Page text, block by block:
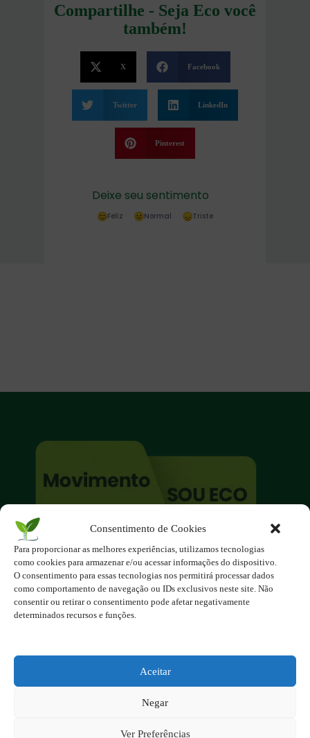
Consentimento de Cookies
Para proporcionar as melhores experiências, utilizamos tecnologias
como cookies para armazenar e/ou acessar informações do dispositivo.
O consentimento para essas tecnologias nos permitirá processar dados
como comportamento de navegação ou IDs exclusivos neste site. Não
consentir ou retirar o consentimento pode afetar negativamente
determinados recursos e funções.
Aceitar
Negar
Ver Preferências
Compartilhe - Seja Eco você
também!
X Facebook
Twitter LinkedIn
Pinterest
Deixe seu sentimento
Feliz Normal Triste
O site é um movimento ambientalista!
Participe você também!
Podemos fazer muito
se nos unirmos!
Inscreva-se na Newsletter
2025 - Todos os direitos reservados à
Layout da home e rodapé criado por